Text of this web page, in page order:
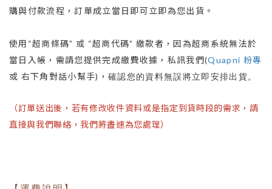
購與付款流程，訂單成立當日即可立即為您出貨。
使用“超商條碼” 或 “超商代碼” 繳款者，因為超商系統無法於
當日入帳，需請您提供完成繳費收據，私訊我們(Quapni 粉專
或 右下角對話小幫手)， 確認您的資料無誤將立即安排出貨。
（訂單送出後，若有修改收件資料或是指定到貨時段的需求，請
直接與我們聯絡，我們將盡速為您處理）